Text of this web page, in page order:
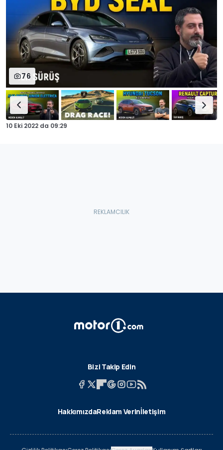
76
10 Eki 2022 da 09:29
Bizi Takip Edin
HakkımızdaReklam Verinİletişim